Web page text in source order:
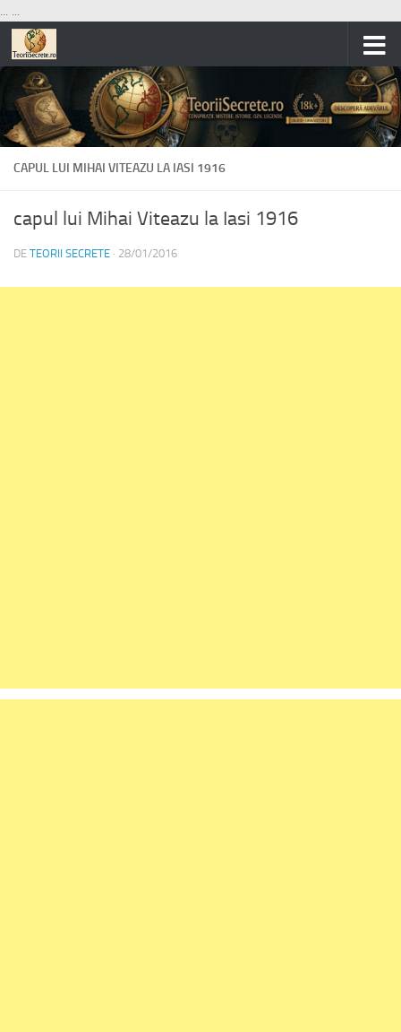
... ...
Skip to content
CAPUL LUI MIHAI VITEAZU LA IASI 1916
capul lui Mihai Viteazu la Iasi 1916
DE TEORII SECRETE · 28/01/2016